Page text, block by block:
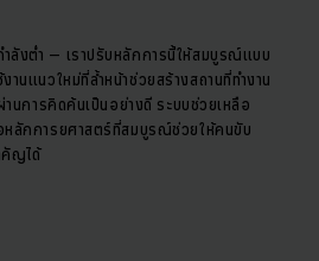
ำลังต่ำ – เราปรับหลักการนี้ให้สมบูรณ์แบบ
านแนวใหม่ที่ล้ำหน้าช่วยสร้างสถานที่ทำงาน
านการคิดค้นเป็นอย่างดี ระบบช่วยเหลือ
หลักการยศาสตร์ที่สมบูรณ์ช่วยให้คนขับ
คัญได้